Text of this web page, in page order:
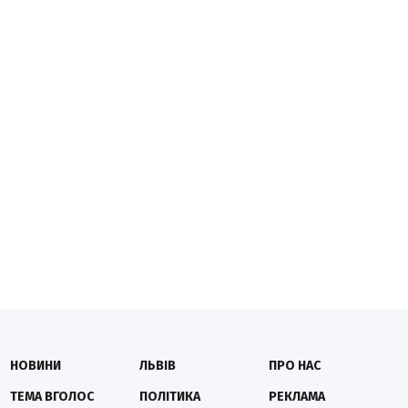
НОВИНИ
ТЕМА ВГОЛОС
ЛЬВІВ
ПОЛІТИКА
ПРО НАС
РЕКЛАМА